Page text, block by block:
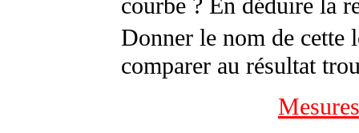
courbe ? En déduire la
Donner le nom de cette
comparer au résultat